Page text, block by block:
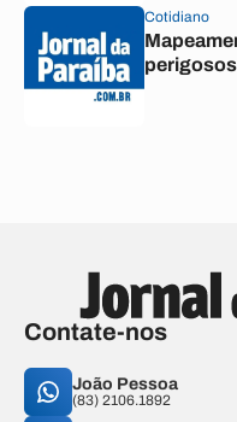
Cotidiano
Contate-nos
João Pessoa
(83) 2106.1892